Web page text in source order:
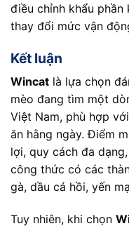
điều chỉnh khẩu
thay đổi mức vận
Kết luận
Wincat là lựa chọn
mèo đang tìm một
Việt Nam, phù hợp
ăn hằng ngày. Điểm
lợi, quy cách đa
công thức có các
gà, dầu cá hồi, yến
Tuy nhiên, khi chọn